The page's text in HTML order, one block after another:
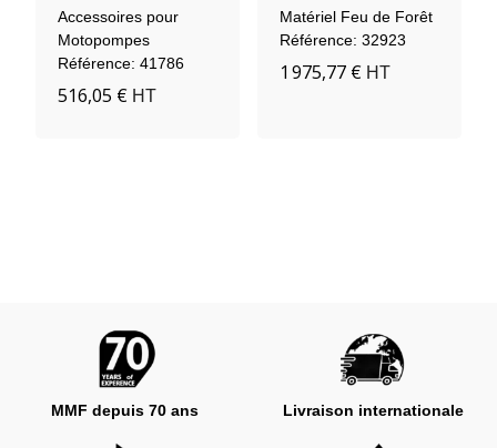
Accessoires pour
Motopompes
Référence: 41786
516,05 € HT
Motopompe Sur
Chariot Dévidoir
Matériel Feu de Forêt
Référence: 32923
1 975,77 € HT
MMF depuis 70 ans Livraison internationale